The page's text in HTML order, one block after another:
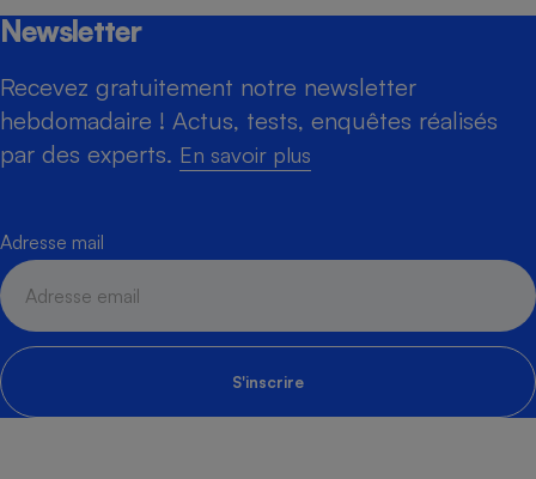
Newsletter
Recevez gratuitement notre newsletter
hebdomadaire ! Actus, tests, enquêtes réalisés
par des experts. En savoir plus
Adresse mail
S'inscrire